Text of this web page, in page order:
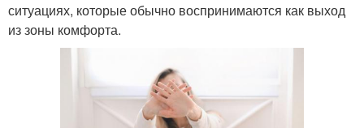
ситуациях, которые обычно воспринимаются как выход
из зоны комфорта.